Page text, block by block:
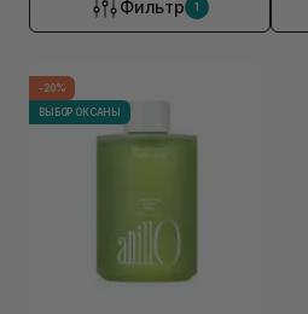
Фильтр 1
-20%
ВЫБОР ОКСАНЫ